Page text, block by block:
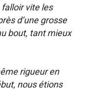
vite les
d’une grosse
bout, tant mieux
rigueur en
nous étions